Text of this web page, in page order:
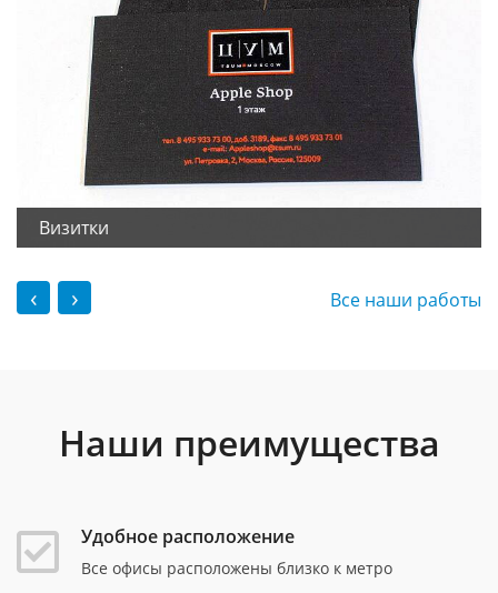
Визитки
‹ › Все наши работы
Наши преимущества
Удобное расположение
Все офисы расположены близко к метро